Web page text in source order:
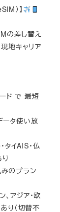
）】
の差し替え
地キャリア
ド で 最短
ータ使い放
イAIS・仏
のプラン
アジア・欧
り（切替不